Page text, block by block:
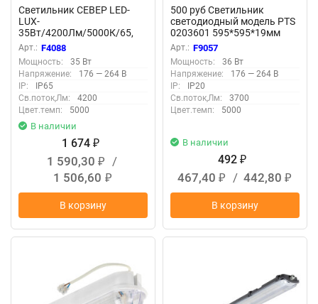
Светильник СЕВЕР LED-
LUX-
35Вт/4200Лм/5000К/65,
прозр F4088
Арт.: F4088
Мощность:
35 Вт
Напряжение:
176 — 264 В
IP:
IP65
Св.поток,Лм:
4200
Цвет.темп:
5000
В наличии
1 674 ₽
1 590,30 ₽
/
1 506,60 ₽
В корзину
500 руб Светильник
светодиодный модель PTS
0203601 595*595*19мм
36Вт 3700Лм F9057
Арт.: F9057
Мощность:
36 Вт
Напряжение:
176 — 264 В
IP:
IP20
Св.поток,Лм:
3700
Цвет.темп:
5000
В наличии
492 ₽
467,40 ₽ / 442,80 ₽
В корзину